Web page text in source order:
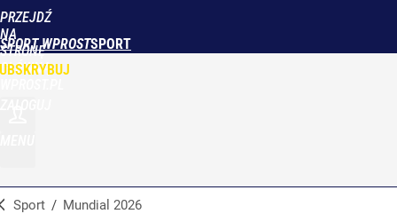
PRZEJDŹ
NA
STRONĘ
GŁÓWNĄ
SPORT WPROST
Sport / Mundial 2026